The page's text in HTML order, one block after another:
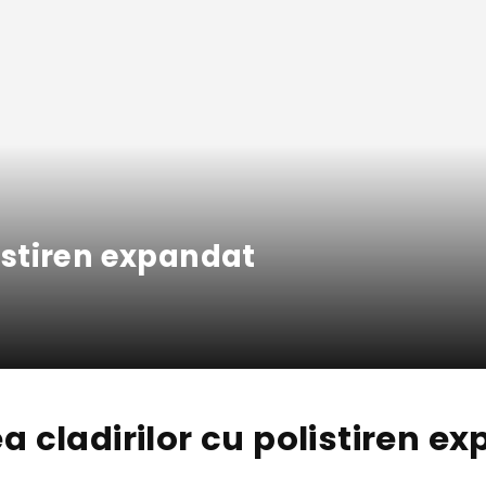
expandat
cladirilor cu polistiren